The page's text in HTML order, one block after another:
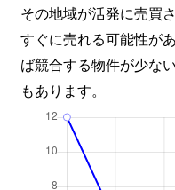
その地域が活発に売買
すぐに売れる可能性が
ば競合する物件が少な
もあります。